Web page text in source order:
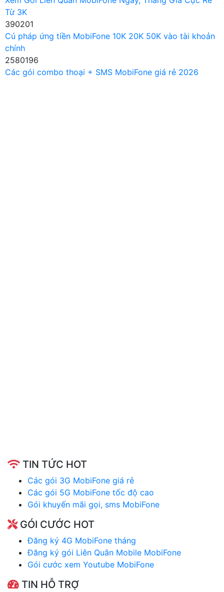
Từ 3K
390201
Cú pháp ứng tiền MobiFone 10K 20K 50K vào tài khoản
chính
2580196
Các gói combo thoại + SMS MobiFone giá rẻ 2026
TIN TỨC HOT
Các gói 3G MobiFone giá rẻ
Các gói 5G MobiFone tốc độ cao
Gói khuyến mãi gọi, sms MobiFone
GÓI CƯỚC HOT
Đăng ký 4G MobiFone tháng
Đăng ký gói Liên Quân Mobile MobiFone
Gói cước xem Youtube MobiFone
TIN HỖ TRỢ